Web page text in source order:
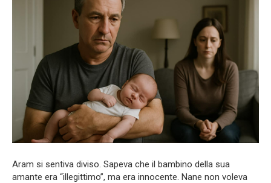
Aram si sentiva diviso. Sapeva che il bambino della sua
amante era “illegittimo”, ma era innocente. Nane non voleva